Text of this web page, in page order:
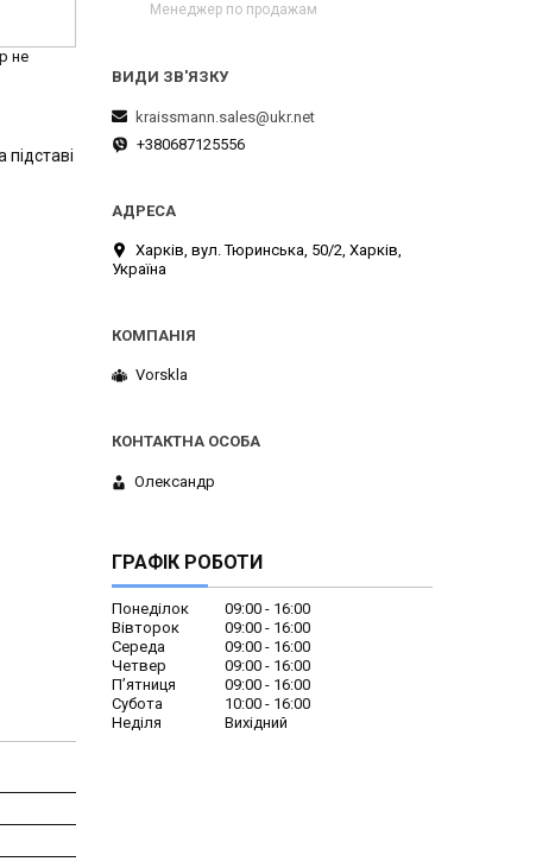
не
Менеджер по продажам
kraissmann.sales@ukr.net
+380687125556
Харків, вул. Тюринська, 50/2, Харків,
Україна
Vorskla
Олександр
ГРАФІК РОБОТИ
Понеділок 09:00
16:00
Вівторок
09:00
16:00
Середа
09:00
16:00
Четвер
09:00
16:00
Пʼятниця
09:00
16:00
Субота
10:00
16:00
Неділя
Вихідний